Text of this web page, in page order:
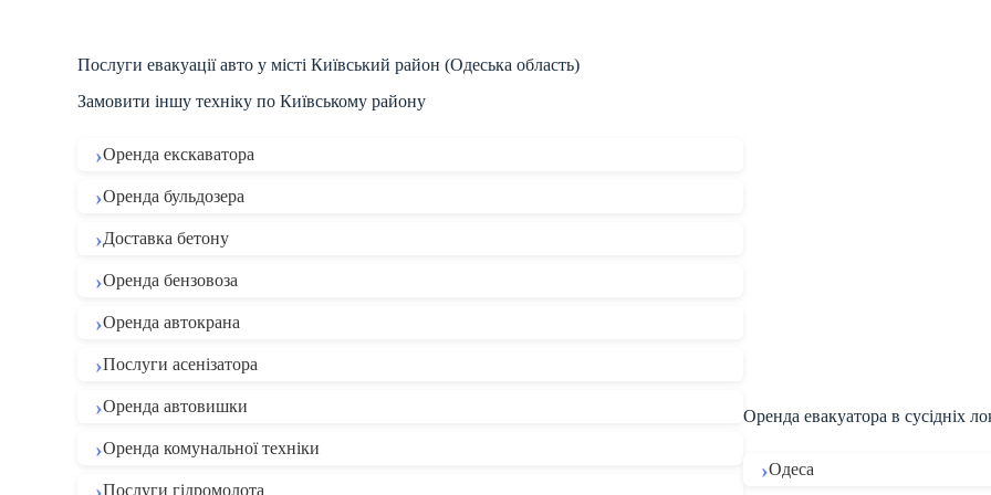
Послуги евакуації авто у місті Київський район (Одеська область)
Замовити іншу техніку по Київському району
Оренда екскаватора
Оренда бульдозера
Доставка бетону
Оренда бензовоза
Оренда автокрана
Послуги асенізатора
Оренда автовишки
Оренда комунальної техніки
Послуги гідромолота
Оренда евакуатора в сусідніх
Одеса